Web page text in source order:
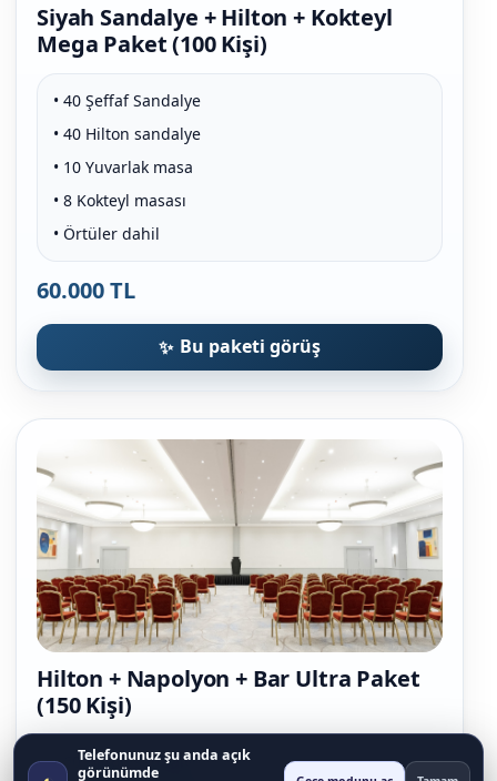
Siyah Sandalye + Hilton + Kokteyl
Mega Paket (100 Kişi)
• 40 Şeffaf Sandalye
• 40 Hilton sandalye
• 10 Yuvarlak masa
• 8 Kokteyl masası
• Örtüler dahil
60.000 TL
Bu paketi görüş
Hilton + Napolyon + Bar Ultra Paket
(150 Kişi)
• 60 Hilton sandalye
Telefonunuz şu anda açık
görünümde